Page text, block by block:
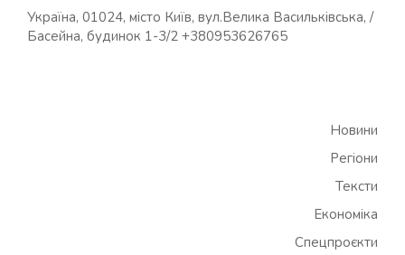
Україна, 01024, місто Київ, вул.Велика Васильківська, /
Басейна, будинок 1-3/2 +380953626765
Новини
Регіони
Тексти
Економіка
Спецпроєкти